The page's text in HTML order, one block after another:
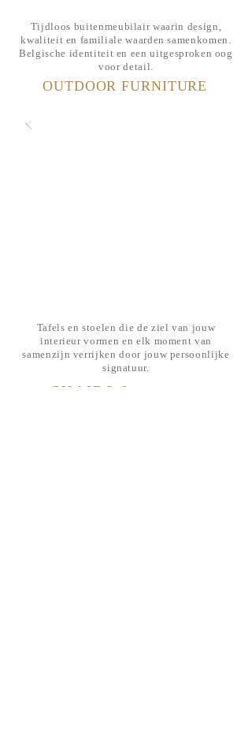
Tijdloos buitenmeubilair waarin design,
kwaliteit en familiale waarden samenkomen.
Belgische identiteit en een uitgesproken oog
voor detail.
OUTDOOR FURNITURE
Tafels en stoelen die de ziel van jouw
interieur vormen en elk moment van
samenzijn verrijken door jouw persoonlijke
signatuur.
CHAIRS &